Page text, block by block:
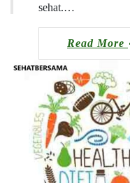
sehat.…
Read More